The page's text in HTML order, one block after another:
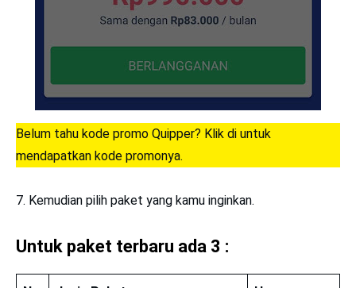
Belum tahu kode promo Quipper? Klik di untuk
mendapatkan kode promonya.
7. Kemudian pilih paket yang kamu inginkan.
Untuk paket terbaru ada 3 :